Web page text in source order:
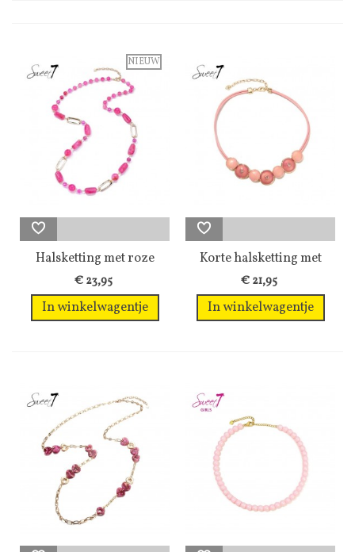
NIEUW
Halsketting met roze
kralen en...
€ 23,95
In winkelwagentje
Korte halsketting met
roze disk...
€ 21,95
In winkelwagentje